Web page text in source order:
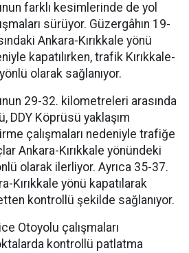
farklı kesimlerinde de yol
sürüyor. Güzergâhın 19-
Ankara-Kırıkkale yönü
kapatılırken, trafik Kırıkkale-
olarak sağlanıyor.
29-32. kilometreleri arasında
DDY Köprüsü yaklaşım
çalışmaları nedeniyle trafiğe
Ankara-Kırıkkale yönündeki
olarak ilerliyor. Ayrıca 35-37.
Kırıkkale yönü kapatılarak
kontrollü şekilde sağlanıyor.
Otoyolu çalışmaları
kontrollü patlatma